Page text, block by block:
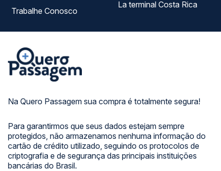
Na Quero Passagem sua compra é totalmente segura!
Para garantirmos que seus dados estejam sempre
protegidos, não armazenamos nenhuma informação do
cartão de crédito utilizado, seguindo os protocolos de
criptografia e de segurança das principais instituições
bancárias do Brasil.
Trabalhe Conosco
La terminal Costa Rica